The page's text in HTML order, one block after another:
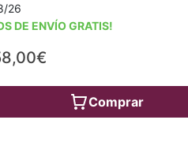
26
DE ENVÍO GRATIS!
Comprar